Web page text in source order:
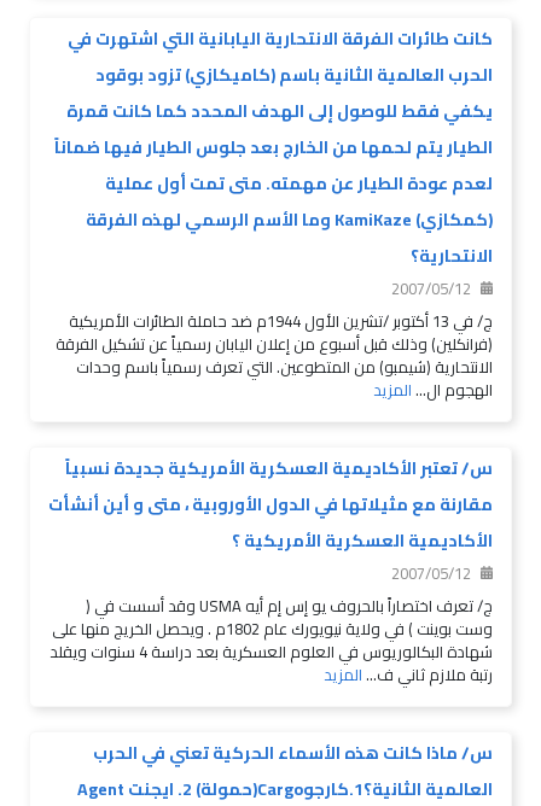
كانت طائرات الفرقة الانتحارية اليابانية التي اشتهرت في
الحرب العالمية الثانية باسم (كاميكازي) تزود بوقود
يكفي فقط للوصول إلى الهدف المحدد كما كانت قمرة
الطيار يتم لحمها من الخارج بعد جلوس الطيار فيها ضماناً
لعدم عودة الطيار عن مهمته. متى تمت أول عملية
(كمكازي) KamiKaze وما الأسم الرسمي لهذه الفرقة
الانتحارية؟
2007/05/12
ج/ في 13 أكتوبر /تشرين الأول 1944م ضد حاملة الطائرات الأمريكية
(فرانكلين) وذلك قبل أسبوع من إعلان اليابان رسمياً عن تشكيل الفرقة
الانتحارية (شيمبو) من المتطوعين. التي تعرف رسمياً باسم وحدات
الهجوم ال...المزيد
س/ تعتبر الأكاديمية العسكرية الأمريكية جديدة نسبياً
مقارنة مع مثيلاتها في الدول الأوروبية ، متى و أين أنشأت
الأكاديمية العسكرية الأمريكية ؟
2007/05/12
ج/ تعرف اختصاراً بالحروف يو إس إم أيه USMA وقد أسست في (
وست بوينت ) في ولاية نيويورك عام 1802م . ويحصل الخريج منها على
شهادة البكالوريوس في العلوم العسكرية بعد دراسة 4 سنوات ويقلد
رتبة ملازم ثاني ف...المزيد
س/ ماذا كانت هذه الأسماء الحركية تعني في الحرب
العالمية الثانية؟1.كارجوCargo(حمولة) 2. ايجنت Agent